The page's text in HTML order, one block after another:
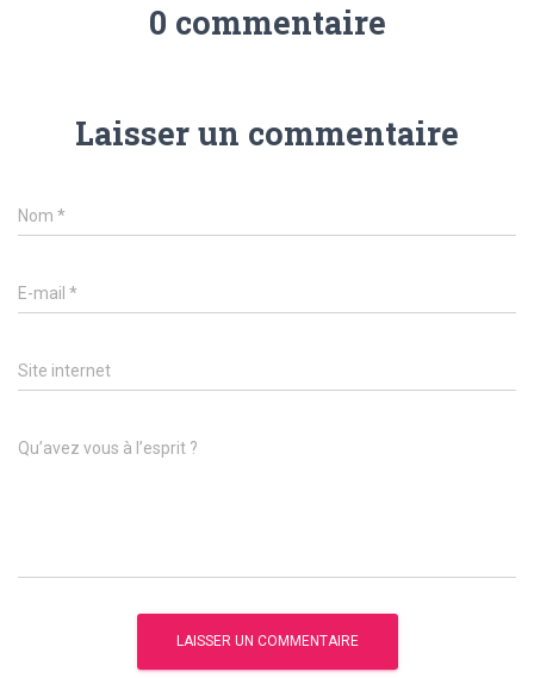
0 commentaire
Laisser un commentaire
Nom *
E-mail *
Site internet
Qu’avez vous à l’esprit ?